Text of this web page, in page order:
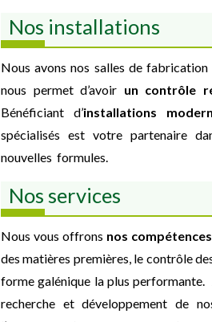
Nos installations
Nous avons nos salles de
nous permet d’avoir un contrôle
Bénéficiant d’installations
spécialisés est votre partenaire
nouvelles formules.
Nos services
Nous vous offrons nos compétences
des matières premières, le contrôle
forme galénique la plus performante.
recherche et développement de